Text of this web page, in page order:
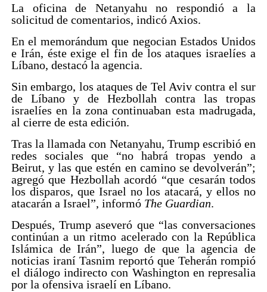
La oficina de Netanyahu no respondió a la
solicitud de comentarios, indicó Axios.
En el memorándum que negocian Estados Unidos
e Irán, éste exige el fin de los ataques israelíes a
Líbano, destacó la agencia.
Sin embargo, los ataques de Tel Aviv contra el sur
de Líbano y de Hezbollah contra las tropas
israelíes en la zona continuaban esta madrugada,
al cierre de esta edición.
Tras la llamada con Netanyahu, Trump escribió en
redes sociales que “no habrá tropas yendo a
Beirut, y las que estén en camino se devolverán”;
agregó que Hezbollah acordó “que cesarán todos
los disparos, que Israel no los atacará, y ellos no
atacarán a Israel”, informó The Guardian.
Después, Trump aseveró que “las conversaciones
continúan a un ritmo acelerado con la República
Islámica de Irán”, luego de que la agencia de
noticias iraní Tasnim reportó que Teherán rompió
el diálogo indirecto con Washington en represalia
por la ofensiva israelí en Líbano.